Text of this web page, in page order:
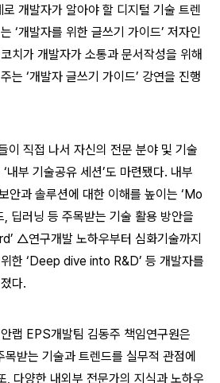
로 개발자가 알아야 할 디지털 기술 트렌
‘개발자를 위한 글쓰기 가이드’ 저자인
치가 개발자가 소통과 문서작성을 위해
는 ‘개발자 글쓰기 가이드’ 강연을 진행
이 직접 나서 자신의 전문 분야 및 기술
내부 기술공유 세션’도 마련됐다. 내부
안과 솔루션에 대한 이해를 높이는 ‘Mo
러닝 등 주목받는 기술 활용 방안을
△연구개발 노하우부터 심화기술까지
한 ‘Deep dive into R&D’ 등 개발자를
다.
랩 EPS개발팀 김동주 책임연구원은
받는 기술과 트렌드를 실무적 관점에
, 다양한 내외부 전문가의 지식과 노하우